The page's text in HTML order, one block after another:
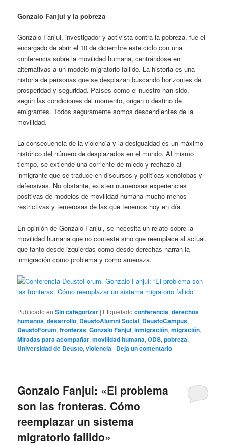
Gonzalo Fanjul y la pobreza
Gonzalo Fanjul, investigador y activista contra la pobreza, fue el
encargado de abrir el 10 de diciembre este ciclo con una
conferencia sobre la movilidad humana, centrándose en
alternativas a un modelo migratorio fallido. La historia es una
historia de personas que se desplazan buscando horizontes de
prosperidad y seguridad. Países como el nuestro han sido,
según las condiciones del momento, origen o destino de
emigrantes. Todos seguramente somos descendientes de la
movilidad.
La consecuencia de la violencia y la desigualdad es un máximo
histórico del número de desplazados en el mundo. Al mismo
tiempo, se extiende una corriente de miedo y rechazo al
inmigrante que se traduce en discursos y políticas xenófobas y
defensivas. No obstante, existen numerosas experiencias
positivas de modelos de movilidad humana mucho menos
restrictivas y temerosas de las que tenemos hoy en día.
En opinión de Gonzalo Fanjul, se necesita un relato sobre la
movilidad humana que no conteste sino que reemplace al actual,
que tanto desde izquierdas como desde derechas narran la
inmigración como problema y como amenaza.
Publicado en Sin categorizar | Etiquetado conferencia,derechos
humanos,desarrollo, DeustoAlumni Social, DeustoCampus,
DeustoForum,fronteras,Gonzalo Fanjul,inmigración,migración,
Miradas para acompañar,movilidad humana,ODS,pobreza,
Universidad de Deusto,violencia | Deja un comentario
Gonzalo Fanjul: «El problema
son las fronteras. Cómo
reemplazar un sistema
migratorio fallido»